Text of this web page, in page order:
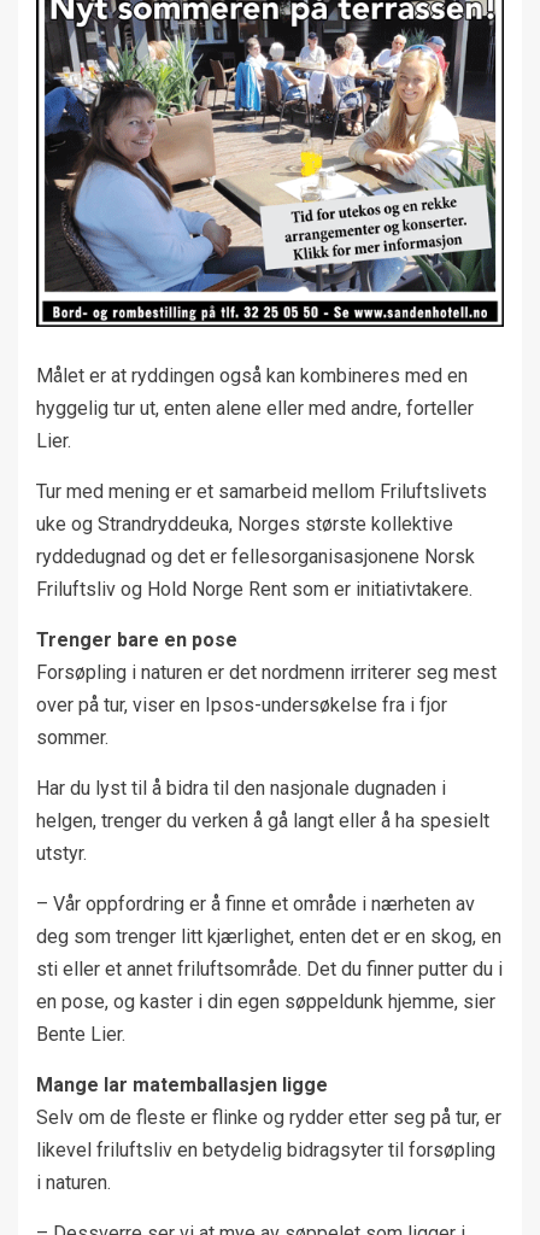
Målet er at ryddingen også kan kombineres med en
hyggelig tur ut, enten alene eller med andre, forteller
Lier.
Tur med mening er et samarbeid mellom Friluftslivets
uke og Strandryddeuka, Norges største kollektive
ryddedugnad og det er fellesorganisasjonene Norsk
Friluftsliv og Hold Norge Rent som er initiativtakere.
Trenger bare en pose
Forsøpling i naturen er det nordmenn irriterer seg mest
over på tur, viser en Ipsos-undersøkelse fra i fjor
sommer.
Har du lyst til å bidra til den nasjonale dugnaden i
helgen, trenger du verken å gå langt eller å ha spesielt
utstyr.
– Vår oppfordring er å finne et område i nærheten av
deg som trenger litt kjærlighet, enten det er en skog, en
sti eller et annet friluftsområde. Det du finner putter du i
en pose, og kaster i din egen søppeldunk hjemme, sier
Bente Lier.
Mange lar matemballasjen ligge
Selv om de fleste er flinke og rydder etter seg på tur, er
likevel friluftsliv en betydelig bidragsyter til forsøpling
i naturen.